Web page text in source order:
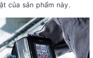
của sản phẩm này.